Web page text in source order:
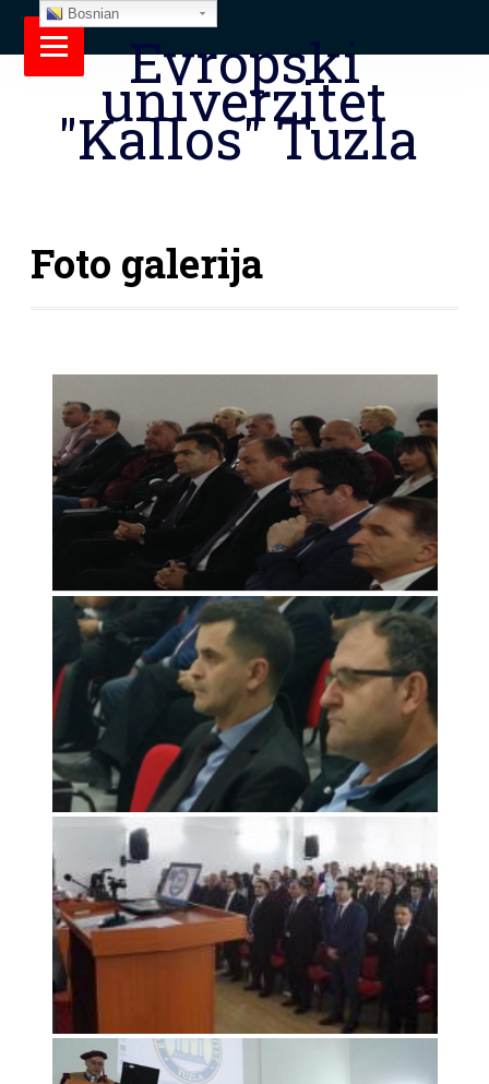
Evropski
univerzitet
"Kallos" Tuzla
Foto galerija
Bosnian